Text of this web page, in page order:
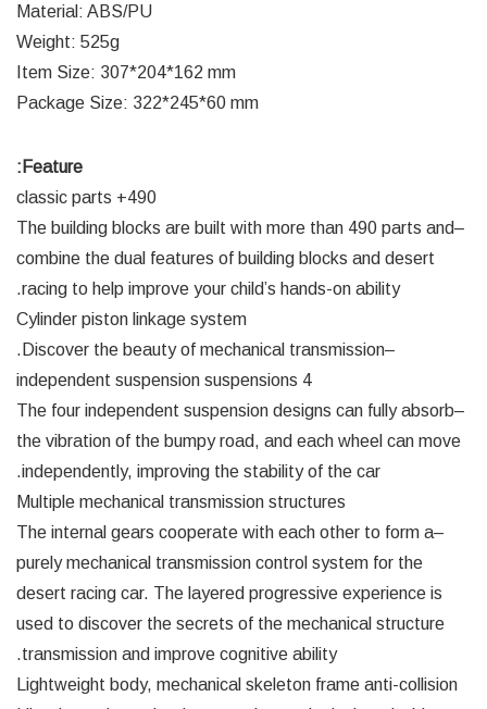
Material: ABS/PU
Weight: 525g
Item Size: 307*204*162 mm
Package Size: 322*245*60 mm
Feature:
490+ classic parts
–The building blocks are built with more than 490 parts and
combine the dual features of building blocks and desert
racing to help improve your child’s hands-on ability.
Cylinder piston linkage system
–Discover the beauty of mechanical transmission.
4 independent suspension suspensions
–The four independent suspension designs can fully absorb
the vibration of the bumpy road, and each wheel can move
independently, improving the stability of the car.
Multiple mechanical transmission structures
–The internal gears cooperate with each other to form a
purely mechanical transmission control system for the
desert racing car. The layered progressive experience is
used to discover the secrets of the mechanical structure
transmission and improve cognitive ability.
Lightweight body, mechanical skeleton frame anti-collision